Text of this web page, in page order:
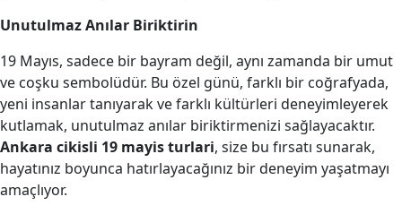
Unutulmaz Anılar Biriktirin
19 Mayıs, sadece bir bayram değil, aynı zamanda bir umut
ve coşku sembolüdür. Bu özel günü, farklı bir coğrafyada,
yeni insanlar tanıyarak ve farklı kültürleri deneyimleyerek
kutlamak, unutulmaz anılar biriktirmenizi sağlayacaktır.
Ankara cikisli 19 mayis turlari, size bu fırsatı sunarak,
hayatınız boyunca hatırlayacağınız bir deneyim yaşatmayı
amaçlıyor.